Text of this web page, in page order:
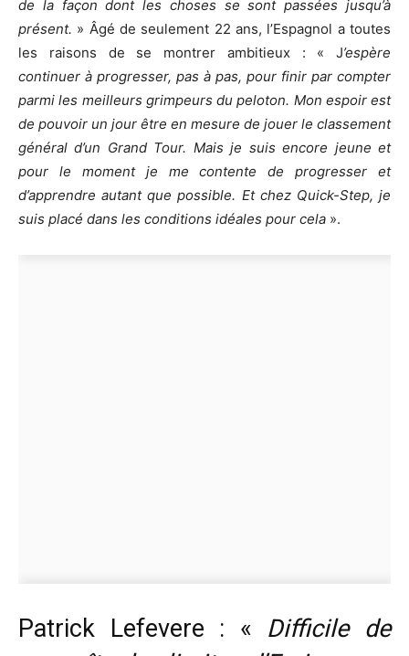
de la façon dont les choses se sont passées jusqu’à
présent. » Âgé de seulement 22 ans, l’Espagnol a toutes
les raisons de se montrer ambitieux : « J’espère
continuer à progresser, pas à pas, pour finir par compter
parmi les meilleurs grimpeurs du peloton. Mon espoir est
de pouvoir un jour être en mesure de jouer le classement
général d’un Grand Tour. Mais je suis encore jeune et
pour le moment je me contente de progresser et
d’apprendre autant que possible. Et chez Quick-Step, je
suis placé dans les conditions idéales pour cela ».
Patrick Lefevere : « Difficile de